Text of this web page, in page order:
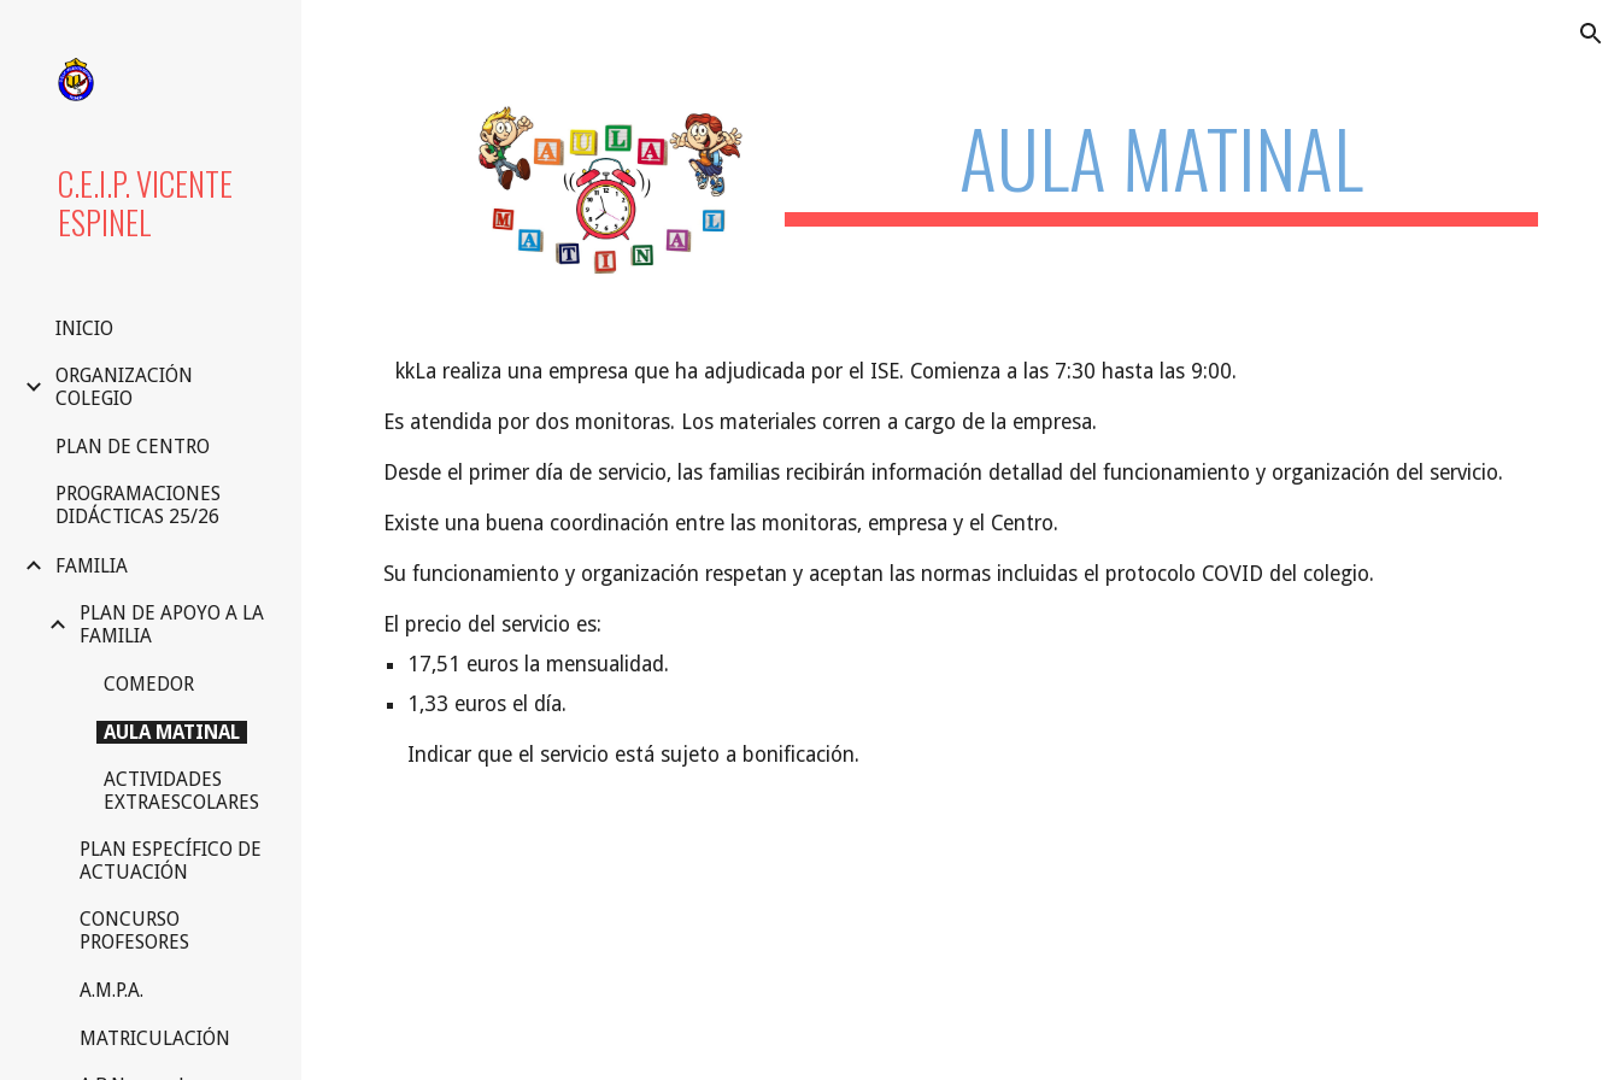
C.E.I.P. VICENTE
ESPINEL
INICIO
ORGANIZACIÓN
COLEGIO
PLAN DE CENTRO
PROGRAMACIONES
DIDÁCTICAS 25/26
FAMILIA
PLAN DE APOYO A LA
FAMILIA
COMEDOR
AULA MATINAL
ACTIVIDADES
EXTRAESCOLARES
PLAN ESPECÍFICO DE
ACTUACIÓN
CONCURSO
PROFESORES
A.M.P.A.
MATRICULACIÓN
AULA MATINAL
kkLa realiza una empresa que ha adjudicada por el ISE. Comienza a las 7:30 hasta las 9:00.
Es atendida por dos monitoras. Los materiales corren a cargo de la empresa.
Desde el primer día de servicio, las familias recibirán información detallad del funcionamiento y organización del servicio.
Existe una buena coordinación entre las monitoras, empresa y el Centro.
Su funcionamiento y organización respetan y aceptan las normas incluidas el protocolo COVID del colegio.
El precio del servicio es:
17,51 euros la mensualidad.
1,33 euros el día.
Indicar que el servicio está sujeto a bonificación.